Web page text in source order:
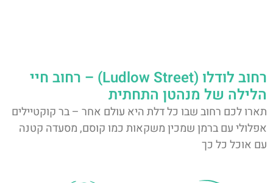
רחוב לודלו (Ludlow Street) – רחוב חיי
הלילה של מנהטן התחתית
תארו לכם רחוב שבו כל דלת היא עולם אחר – בר קוקטיילים
אפלולי עם ברמן שמכין משקאות כמו קוסם, מסעדה קטנה
עם אוכל כל כך